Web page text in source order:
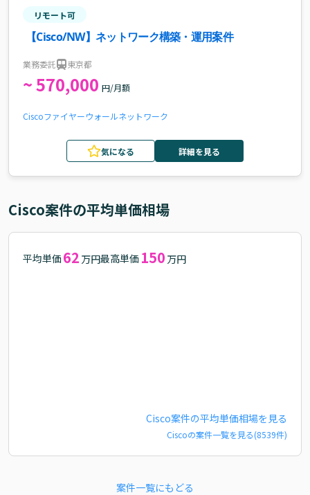
リモート可
【Cisco/NW】ネットワーク構築・運用案件
業務委託 東京都
~ 570,000 円/月額
Ciscoファイヤーウォールネットワーク
気になる 詳細を見る
Cisco案件の平均単価相場
平均単価 62 万円最高単価 150 万円
Cisco案件の平均単価相場を見る
Ciscoの案件一覧を見る(8539件)
案件一覧にもどる